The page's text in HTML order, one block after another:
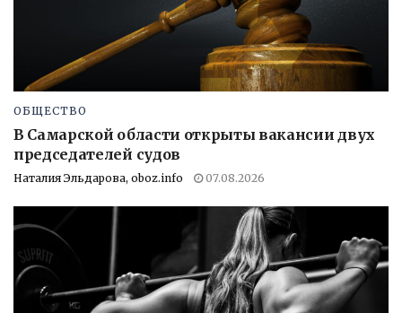
ОБЩЕСТВО
В Самарской области открыты вакансии двух
председателей судов
Наталия Эльдарова, oboz.info 07.08.2026